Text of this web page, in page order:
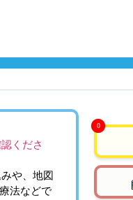
くださ
や、地図
法などで